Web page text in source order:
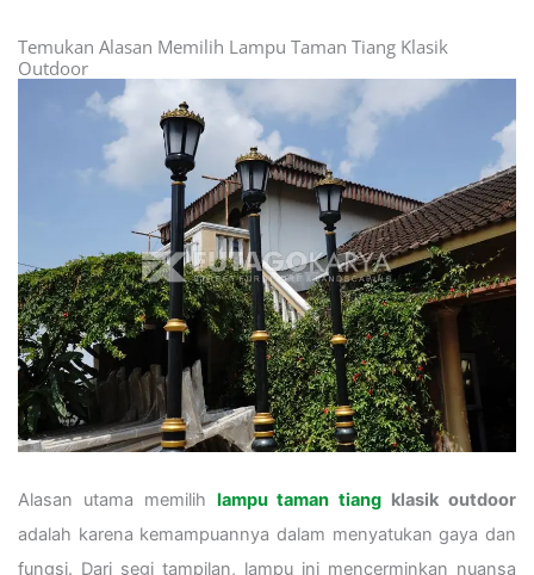
Temukan Alasan Memilih Lampu Taman Tiang Klasik
Outdoor
Alasan utama memilih lampu taman tiang klasik outdoor
adalah karena kemampuannya dalam menyatukan gaya dan
fungsi. Dari segi tampilan, lampu ini mencerminkan nuansa